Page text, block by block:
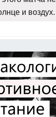
и воздух.